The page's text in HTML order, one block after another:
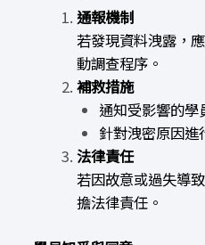
通報機制
若發現資料洩露，
動調查程序。
補救措施
通知受影響的學
針對洩密原因進
法律責任
若因故意或過失導
擔法律責任。